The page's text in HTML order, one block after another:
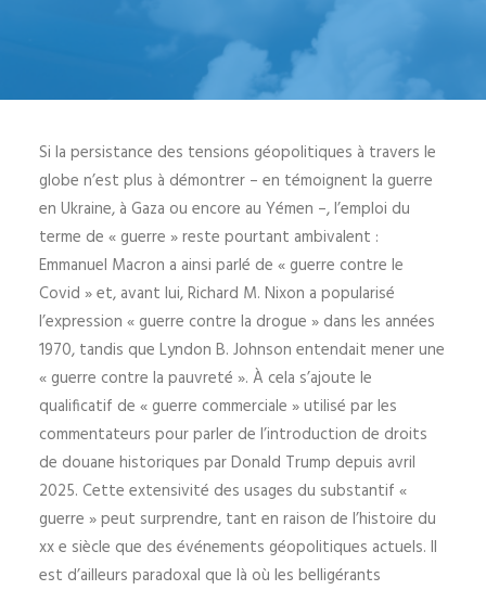
Si la persistance des tensions géopolitiques à travers le
globe n’est plus à démontrer – en témoignent la guerre
en Ukraine, à Gaza ou encore au Yémen –, l’emploi du
terme de « guerre » reste pourtant ambivalent :
Emmanuel Macron a ainsi parlé de « guerre contre le
Covid » et, avant lui, Richard M. Nixon a popularisé
l’expression « guerre contre la drogue » dans les années
1970, tandis que Lyndon B. Johnson entendait mener une
« guerre contre la pauvreté ». À cela s’ajoute le
qualificatif de « guerre commerciale » utilisé par les
commentateurs pour parler de l’introduction de droits
de douane historiques par Donald Trump depuis avril
2025. Cette extensivité des usages du substantif «
guerre » peut surprendre, tant en raison de l’histoire du
xx e siècle que des événements géopolitiques actuels. Il
est d’ailleurs paradoxal que là où les belligérants